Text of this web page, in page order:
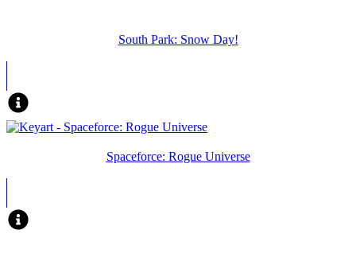
South Park: Snow Day!
Spaceforce: Rogue Universe